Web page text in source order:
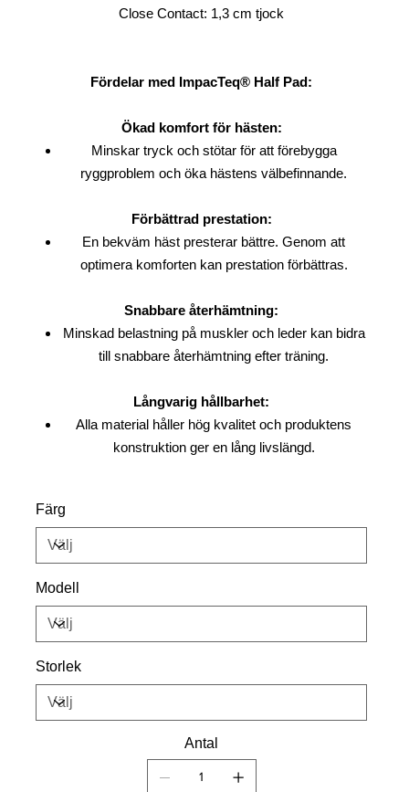
Close Contact: 1,3 cm tjock
Fördelar med ImpacTeq® Half Pad:
Ökad komfort för hästen:
Minskar tryck och stötar för att förebygga
ryggproblem och öka hästens välbefinnande.
Förbättrad prestation:
En bekväm häst presterar bättre. Genom att
optimera komforten kan prestation förbättras.
Snabbare återhämtning:
Minskad belastning på muskler och leder kan bidra
till snabbare återhämtning efter träning.
Långvarig hållbarhet:
Alla material håller hög kvalitet och produktens
konstruktion ger en lång livslängd.
Färg
Modell
Storlek
Antal